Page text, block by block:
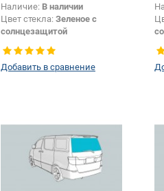
Наличие: В наличии
Цвет стекла: Зеленое с
солнцезащитой
Добавить в сравнение